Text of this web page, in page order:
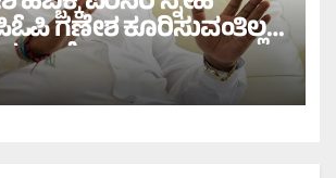
ಗಣೇಶ ಕೂರಿಸುವಂತಿಲ್ಲ
ಖಂಡ್ರೆ!